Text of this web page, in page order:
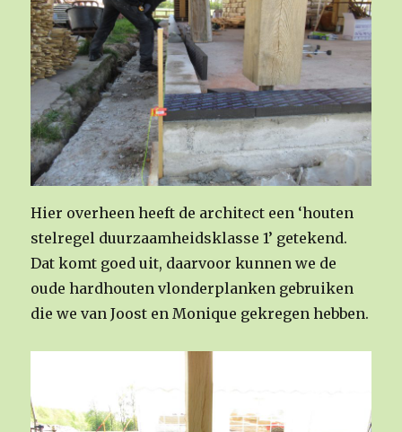
Hier overheen heeft de architect een ‘houten
stelregel duurzaamheidsklasse 1’ getekend.
Dat komt goed uit, daarvoor kunnen we de
oude hardhouten vlonderplanken gebruiken
die we van Joost en Monique gekregen hebben.